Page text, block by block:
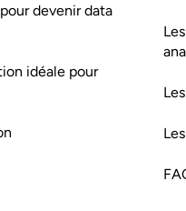
devenir data
idéale pour